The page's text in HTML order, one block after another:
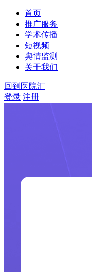
首页
推广服务
学术传播
短视频
舆情监测
关于我们
回到医院汇
登录 注册